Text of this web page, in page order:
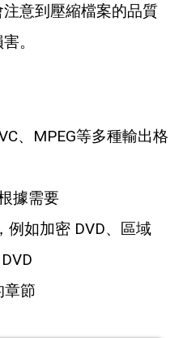
意到壓縮檔案的品質
。
、MPEG等多種輸出格
據需要
例如加密 DVD、區域
章節